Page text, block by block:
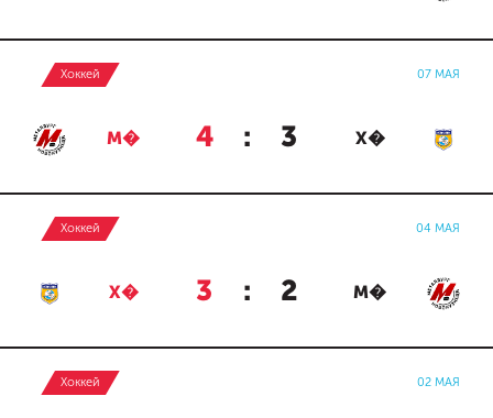
Хоккей 07 МАЯ
М� 4 : 3 Х�
Хоккей 04 МАЯ
Х� 3 : 2 М�
Хоккей 02 МАЯ